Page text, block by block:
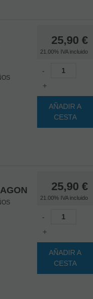
25,90 €
21.00% IVA incluido
-
+
AÑADIR A
CESTA
25,90 €
21.00% IVA incluido
-
+
AÑADIR A
CESTA